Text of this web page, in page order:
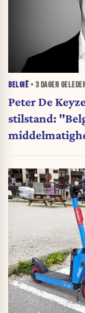
BELGIË • 3 DAGEN
Peter De
stilstand: